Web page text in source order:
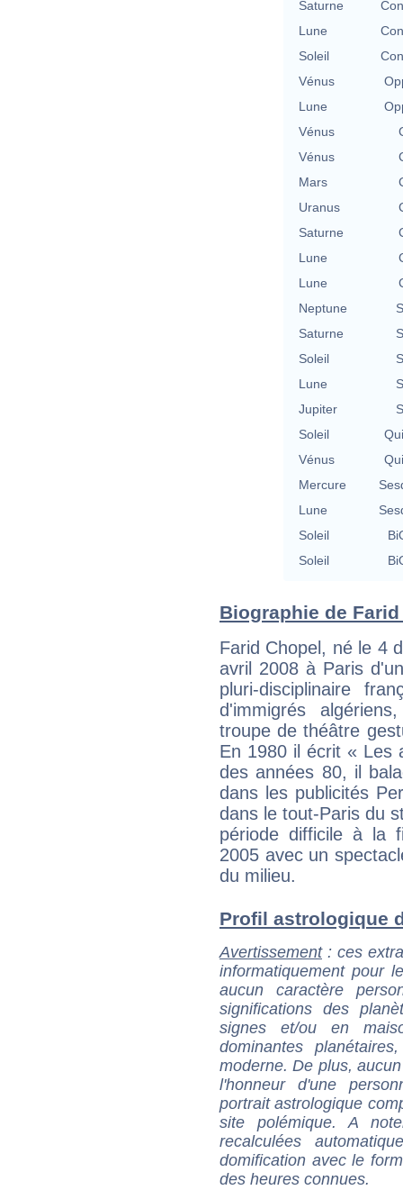
Saturne
Lune
Soleil
Vénus
Lune
Vénus
Vénus
Mars
Uranus
Saturne
Lune
Lune
Neptune
Saturne
Soleil
Lune
Jupiter
Soleil
Vénus
Mercure
Lune
Soleil
Soleil
Biographie de
Farid Chopel, né le 4
avril 2008 à Paris
pluri-disciplinaire
d'immigrés
troupe de théâtre
En 1980 il écrit « Les
des années 80, il
dans les publicités
dans le tout-Paris du
période difficile à la
2005 avec un
du milieu.
Profil astrologique
Avertissement: ces
informatiquement pour
aucun caractère
significations des
signes et/ou en
dominantes
moderne. De plus,
l'honneur d'une
portrait astrologique
site polémique. A
recalculées
domification avec le
des heures connues.